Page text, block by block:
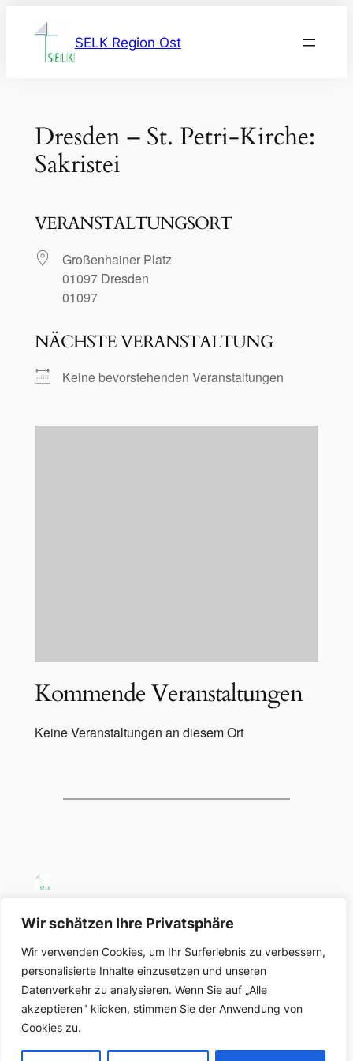
Wir schätzen Ihre Privatsphäre
Wir verwenden Cookies, um Ihr Surferlebnis zu verbessern,
personalisierte Inhalte einzusetzen und unseren
Datenverkehr zu analysieren. Wenn Sie auf „Alle
akzeptieren" klicken, stimmen Sie der Anwendung von
Cookies zu.
Inhalt
springen
SELK Region Ost
Dresden – St. Petri-Kirche:
Sakristei
VERANSTALTUNGSORT
Großenhainer Platz
01097 Dresden
01097
NÄCHSTE VERANSTALTUNG
Keine bevorstehenden Veranstaltungen
Kommende Veranstaltungen
Keine Veranstaltungen an diesem Ort
Region Ost der Selbständigen Evangelisch-
Lutherischen Kirche in Deutschland
Über uns Datenschutz